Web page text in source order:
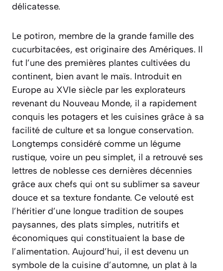
délicatesse.
Le potiron, membre de la grande famille des
cucurbitacées, est originaire des Amériques. Il
fut l’une des premières plantes cultivées du
continent, bien avant le maïs. Introduit en
Europe au XVIe siècle par les explorateurs
revenant du Nouveau Monde, il a rapidement
conquis les potagers et les cuisines grâce à sa
facilité de culture et sa longue conservation.
Longtemps considéré comme un légume
rustique, voire un peu simplet, il a retrouvé ses
lettres de noblesse ces dernières décennies
grâce aux chefs qui ont su sublimer sa saveur
douce et sa texture fondante. Ce velouté est
l’héritier d’une longue tradition de soupes
paysannes, des plats simples, nutritifs et
économiques qui constituaient la base de
l’alimentation. Aujourd’hui, il est devenu un
symbole de la cuisine d’automne, un plat à la